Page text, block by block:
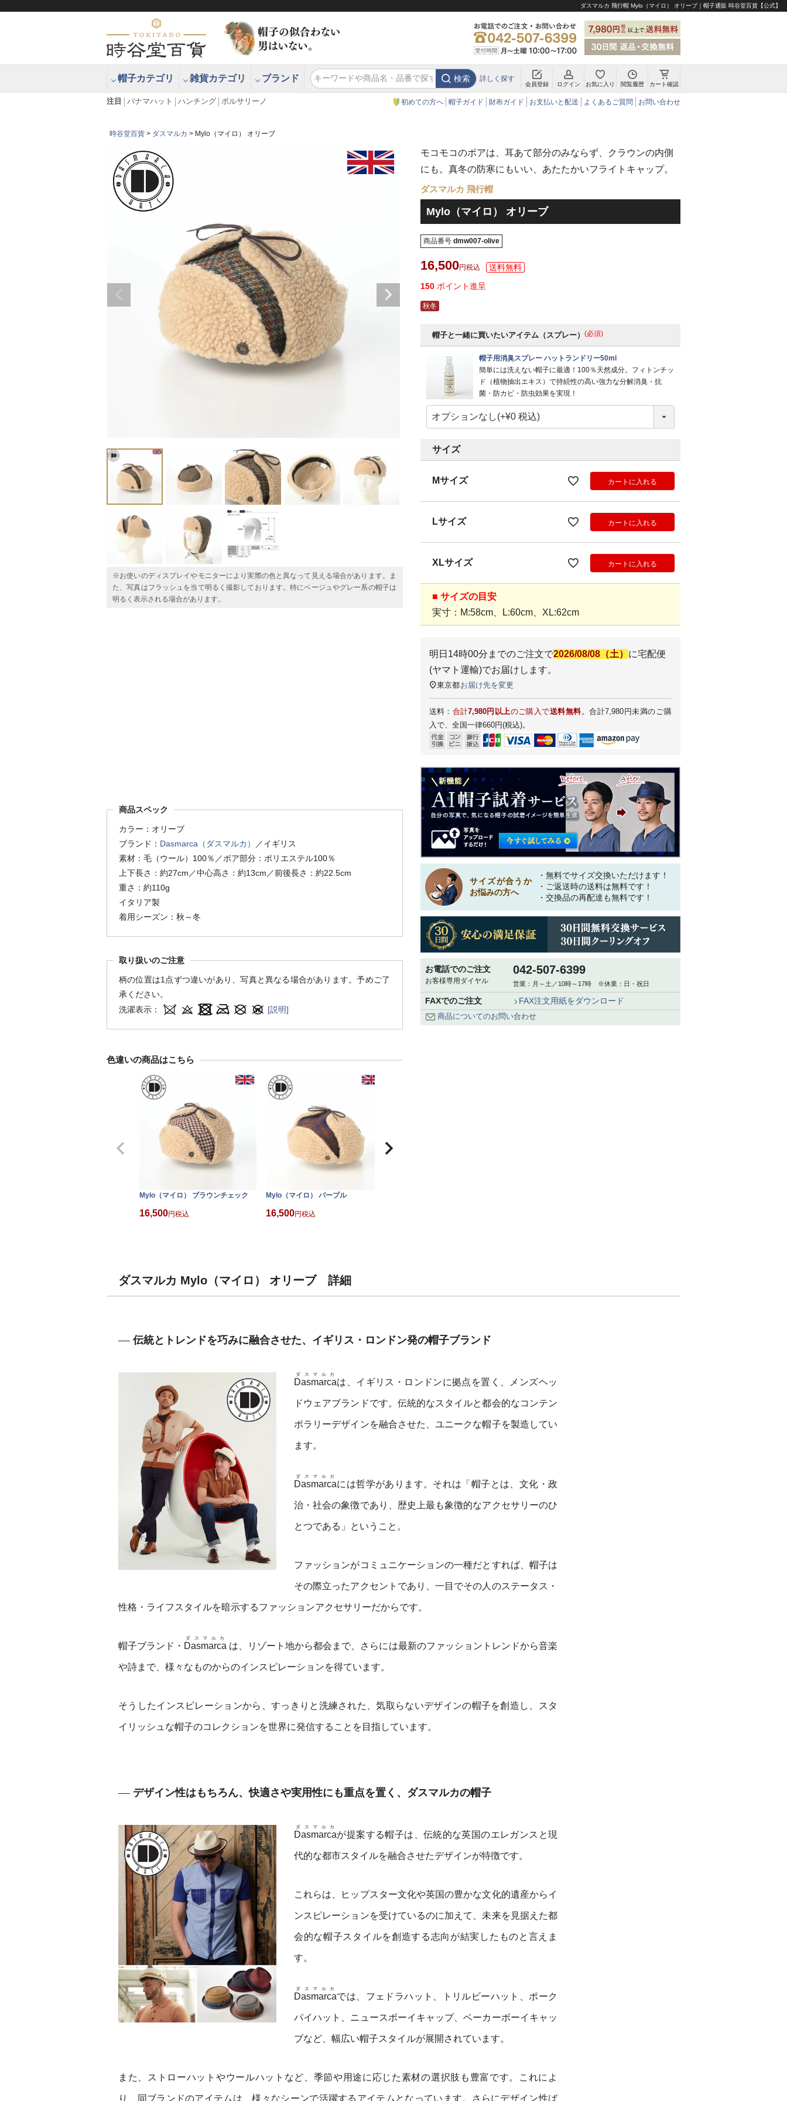
ダスマルカ 飛行帽 Mylo（マイロ） オリーブ｜帽子通販 時谷堂百貨【公式】
帽子カテゴリ 雑貨カテゴリ ブランド 検索 詳しく探す
会員登録 ログイン お気に入り 閲覧履歴 カート確認
注目 パナマハット ハンチング ボルサリーノ 初めての方へ 帽子ガイド 財布ガイド お支払いと配送 よくあるご質問 お問い合わせ
時谷堂百貨 ダスマルカ Mylo（マイロ） オリーブ
※お使いのディスプレイやモニターにより実際の色と異なって見える場合があります。ま
た、写真はフラッシュを当て明るく撮影しております。特にベージュやグレー系の帽子は
明るく表示される場合があります。
商品スペック
カラー：オリーブ
ブランド： Dasmarca（ダスマルカ）
／イギリス
素材：毛（ウール）100％／ボア部分：ポリエステル100％
上下長さ：約27cm／中心高さ：約13cm／前後長さ：約22.5cm
重さ：約110g
イタリア製
着用シーズン：秋～冬
取り扱いのご注意
柄の位置は1点ずつ違いがあり、写真と異なる場合があります。予めご了
承ください。
洗濯表示：
[説明]
色違いの商品はこちら
Mylo（マイロ） ブラウンチェック
16,500 税込
Mylo（マイロ） パープル
16,500 税込
モコモコのボアは、耳あて部分のみならず、クラウンの内側
にも。真冬の防寒にもいい、あたたかいフライトキャップ。
ダスマルカ 飛行帽
Mylo（マイロ） オリーブ
商品番号 dmw007-olive
16,500 税込
150 ポイント進呈
秋冬
帽子と一緒に買いたいアイテム（スプレー） (必須)
帽子用消臭スプレー ハットランドリー50ml
簡単には洗えない帽子に最適！100％天然成分。フィトンチッ
ド（植物抽出エキス）で持続性の高い強力な分解消臭・抗
菌・防カビ・防虫効果を実現！
サイズ
Mサイズ カートに入れる
Lサイズ カートに入れる
XLサイズ カートに入れる
■ サイズの目安
実寸：M:58cm、L:60cm、XL:62cm
明日 14時00分 までのご注文で2026/08/08（土） に宅配便
(ヤマト運輸)でお届けします。
東京都お届け先を変更
送料： 合計7,980円以上のご購入で送料無料。合計7,980円未満のご購
入で、全国一律660円(税込)。
サイズが合うか
お悩みの方へ
・無料でサイズ交換いただけます！
・ご返送時の送料は無料です！
・交換品の再配達も無料です！
お電話でのご注文
お客様専用ダイヤル
042-507-6399
営業：月～土／10時～17時 ※休業：日・祝日
FAXでのご注文 FAX注文用紙をダウンロード
商品についてのお問い合わせ
ダスマルカ Mylo（マイロ） オリーブ 詳細
伝統とトレンドを巧みに融合させた、イギリス・ロンドン発の帽子ブランド
Dasmarca
ダスマルカ
は、イギリス・ロンドンに拠点を置く、メンズヘッ
ドウェアブランドです。伝統的なスタイルと都会的なコンテン
ポラリーデザインを融合させた、ユニークな帽子を製造してい
ます。
Dasmarca
ダスマルカ
には哲学があります。それは「帽子とは、文化・政
治・社会の象徴であり、歴史上最も象徴的なアクセサリーのひ
とつである」ということ。
ファッションがコミュニケーションの一種だとすれば、帽子は
その際立ったアクセントであり、一目でその人のステータス・
性格・ライフスタイルを暗示するファッションアクセサリーだからです。
帽子ブランド・ Dasmarca
ダスマルカ
は、リゾート地から都会まで、さらには最新のファッショントレンドから音楽
や詩まで、様々なものからのインスピレーションを得ています。
そうしたインスピレーションから、すっきりと洗練された、気取らないデザインの帽子を創造し、スタ
イリッシュな帽子のコレクションを世界に発信することを目指しています。
デザイン性はもちろん、快適さや実用性にも重点を置く、ダスマルカの帽子
Dasmarca
ダスマルカ
が提案する帽子は、伝統的な英国のエレガンスと現
代的な都市スタイルを融合させたデザインが特徴です。
これらは、ヒップスター文化や英国の豊かな文化的遺産からイ
ンスピレーションを受けているのに加えて、未来を見据えた都
会的な帽子スタイルを創造する志向が結実したものと言えま
す。
Dasmarca
ダスマルカ
では、フェドラハット、トリルビーハット、ポーク
パイハット、ニュースボーイキャップ、ベーカーボーイキャッ
プなど、幅広い帽子スタイルが展開されています。
また、ストローハットやウールハットなど、季節や用途に応じた素材の選択肢も豊富です。これによ
り、同ブランドのアイテムは、様々なシーンで活躍するアイテムとなっています。さらにデザイン性ば